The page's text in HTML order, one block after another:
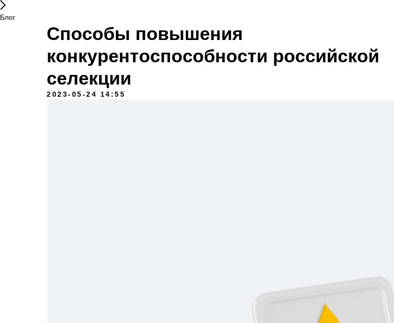
Блог
Способы повышения
конкурентоспособности российской
селекции
2023-05-24 14:55